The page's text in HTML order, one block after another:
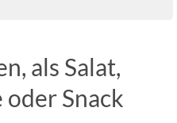
als Salat,
oder Snack